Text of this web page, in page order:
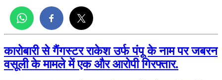
कारोबारी से गैंगस्टर राकेश उर्फ पंपू के नाम पर जबरन
वसूली के मामले में एक और आरोपी गिरफ्तार.